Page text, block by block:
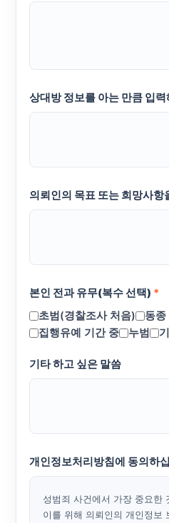
상대방 정보를 아는 만큼 입
의뢰인의 목표 또는 희망사항
본인 전과 유무(복수 선택) *
초범(경찰조사 처음)
동종
집행유예 기간 중
누범
기타 하고 싶은 말씀
개인정보처리방침에 동의하
성범죄 사건에서 가장 중요한
이를 위해 의뢰인의 개인정보